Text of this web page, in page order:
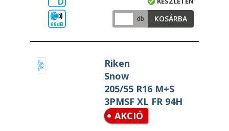
D
68dB
db KOSÁRBA
Riken
Snow
205/55 R16 M+S
3PMSF XL FR 94H
AKCIÓ